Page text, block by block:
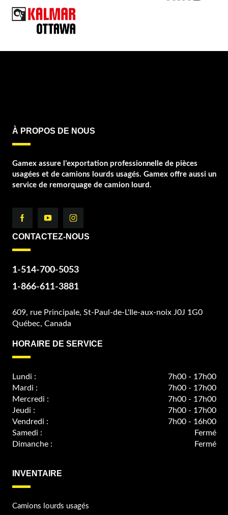
À PROPOS DE NOUS
Gamex assure l’exportation professionnelle de pièces
usagées et de camions lourds usagés. Gamex offre aussi un
service de remorquage de camion lourd.
CONTACTEZ-NOUS
1-514-700-5053
1-866-611-3881
609, rue Principale, St-Paul-de-L'Ile-aux-noix J0J 1G0
Québec, Canada
HORAIRE DE SERVICE
Lundi :
7h00 - 17h00
Mardi :
7h00 - 17h00
Mercredi :
7h00 - 17h00
Jeudi :
7h00 - 17h00
Vendredi :
7h00 - 16h00
Samedi :
Fermé
Dimanche :
Fermé
INVENTAIRE
Camions lourds usagés